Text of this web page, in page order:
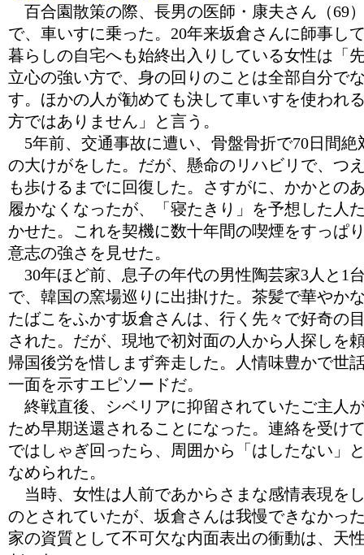
百合園散策の際、長男の医師・康夫さん（69
で、車いすに乗った。20年来坂倉さんに師事し
暮らしの自宅へも始終出入りしている女性は「
立心の強い方で、身の回りのことは全部自分で
す。ほかの人が勧めても決して車いすを使われ
方ではありません」と言う。
5年前、交通事故に遭い、骨盤骨折で70日間絶
の大けがをした。だが、懸命のリハビリで、つ
も歩けるまでに回復した。さすがに、かかとの
履かなくなったが、「寝たきり」を予想した人
かせた。これを契機に数十年間の喫煙をすっぱ
意志の強さを見せた。
30年ほど前、息子の年代の男性陶芸家3人と1
で、韓国の窯場巡りに出掛けた。茶髪で華やか
たばこをふかす坂倉さんは、行く先々で好奇の
された。だが、現地で初対面の人から人探しを
帰国後労を惜しまず奔走した。人情味豊かで世
一面を示すエピソードだ。
終戦直後、シベリアに抑留されていたご主人
ため早期送還されることになった。連絡を受け
ではしゃぎ回ったら、周囲から「はしたない」
なめられた。
当時、女性は人前であからさまな感情表現を
のとされていたが、坂倉さんは我慢できなかっ
家の資質として不可欠な内面表出の衝動は、天